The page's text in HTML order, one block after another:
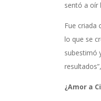
sentó a oír
Fue criada
lo que se
subestimó
¿Amor a